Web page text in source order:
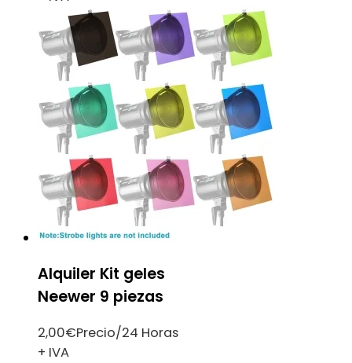
Alquiler Kit geles
Neewer 9 piezas
2,00€Precio/24 Horas
+ IVA